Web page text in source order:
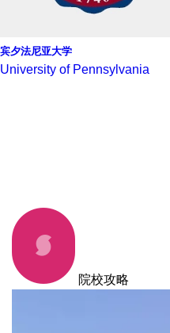
宾夕法尼亚大学
University of Pennsylvania
院校攻略